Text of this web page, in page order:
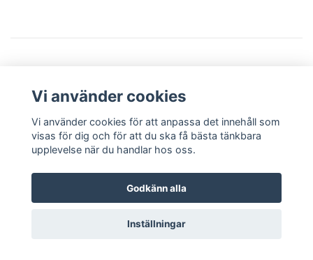
Finns inte produkten du söker går det alltid
att höra av sig för en specialbeställning av
presenter eller produkter då jag har
material ända från aluminium till plast.
om vad du önskar så återkommer jag så
Vi använder cookies
Vi använder cookies för att anpassa det innehåll som
visas för dig och för att du ska få bästa tänkbara
upplevelse när du handlar hos oss.
Godkänn alla
Inställningar